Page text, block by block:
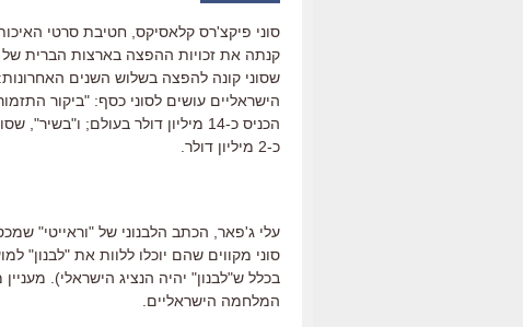
סוני פיקצ'רס קלאסיקס, חטיבת סרטי
קנתה את זכויות ההפצה בארצות הברית של
שסוני קונה להפצה בשלוש השנים
הישראליים עושים לסוני כסף: "ביקור
הכניס כ-14 מיליון דולר בעולם;
כ-2 מיליון דולר.
עלי ג'פאר, הכתב הלבנוני של "וראייטי"
סוני מקווים שהם יוכלו ללוות את "לבנון"
בכלל ש"לבנון" יהיה הנציג הישראלי).
המלחמה הישראליים.